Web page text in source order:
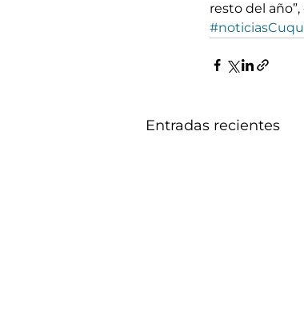
resto del
Entradas recientes